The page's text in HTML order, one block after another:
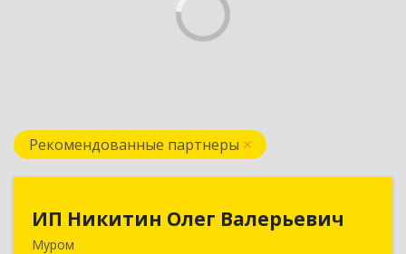
Рекомендованные партнеры
ИП Никитин Олег Валерьевич
Муром